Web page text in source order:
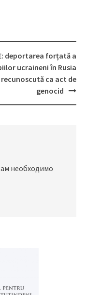
deportarea forțată a
ucraineni în Rusia
recunoscută ca act de
genocid
необходимо